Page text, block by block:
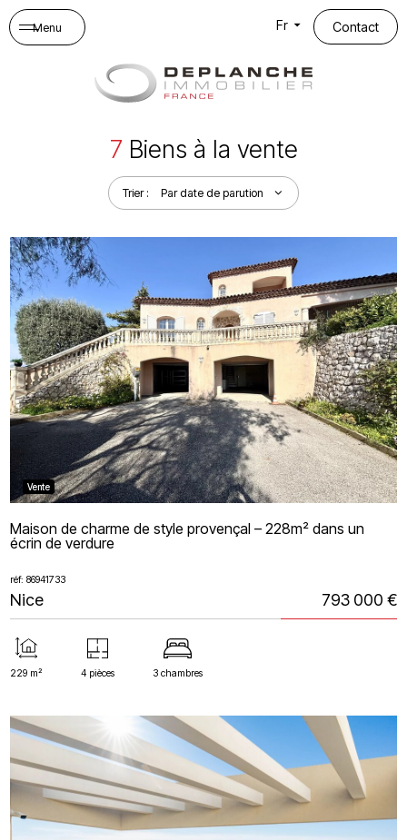
Menu Fr Contact
7 Biens à la vente
Trier : Par date de parution
Vente
Maison de charme de style provençal – 228m² dans un
écrin de verdure
réf: 86941733
793 000 €
Nice
229 m² 4 pièces 3 chambres